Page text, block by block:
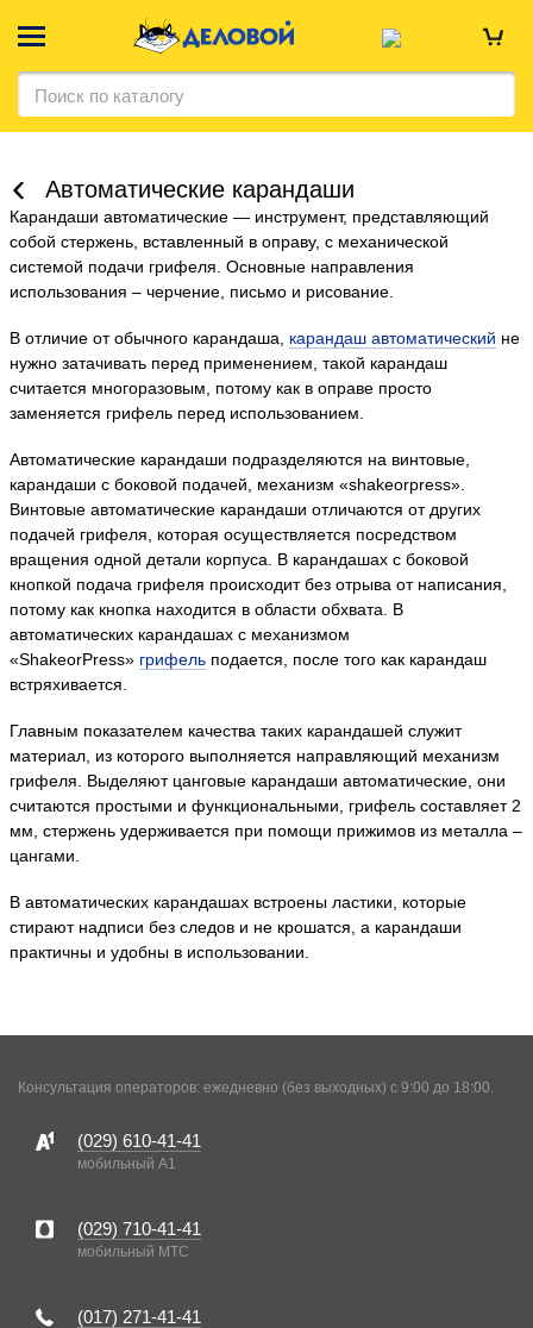
Автоматические карандаши
Карандаши автоматические — инструмент, представляющий
собой стержень, вставленный в оправу, с механической
системой подачи грифеля. Основные направления
использования – черчение, письмо и рисование.
В отличие от обычного карандаша, карандаш автоматический не
нужно затачивать перед применением, такой карандаш
считается многоразовым, потому как в оправе просто
заменяется грифель перед использованием.
Автоматические карандаши подразделяются на винтовые,
карандаши с боковой подачей, механизм «shakeorpress».
Винтовые автоматические карандаши отличаются от других
подачей грифеля, которая осуществляется посредством
вращения одной детали корпуса. В карандашах с боковой
кнопкой подача грифеля происходит без отрыва от написания,
потому как кнопка находится в области обхвата. В
автоматических карандашах с механизмом
«ShakeorPress» грифель подается, после того как карандаш
встряхивается.
Главным показателем качества таких карандашей служит
материал, из которого выполняется направляющий механизм
грифеля. Выделяют цанговые карандаши автоматические, они
считаются простыми и функциональными, грифель составляет 2
мм, стержень удерживается при помощи прижимов из металла –
цангами.
В автоматических карандашах встроены ластики, которые
стирают надписи без следов и не крошатся, а карандаши
практичны и удобны в использовании.
Консультация операторов: ежедневно (без выходных) с 9:00 до 18:00.
(029) 610-41-41
мобильный A1
(029) 710-41-41
мобильный MTC
(017) 271-41-41